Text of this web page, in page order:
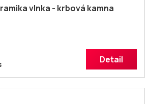
vlnka - krbová kamna
Detail